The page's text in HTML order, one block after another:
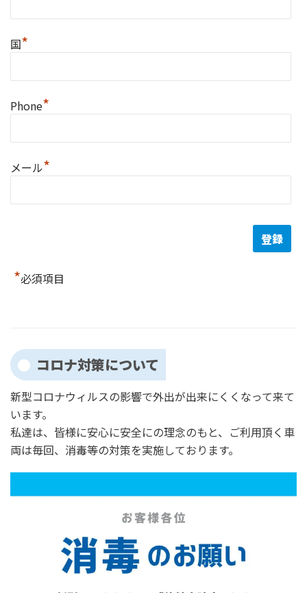
国*
Phone*
メール*
*必須項目
コロナ対策について
新型コロナウィルスの影響で外出が出来にくくなって来て
います。
私達は、皆様に安心に安全にの理念のもと、ご利用頂く車
両は毎回、消毒等の対策を実施しております。